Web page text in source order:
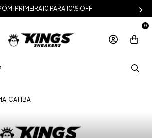
PRIMEIRA10 PARA 10% OFF
0
· CATIBA